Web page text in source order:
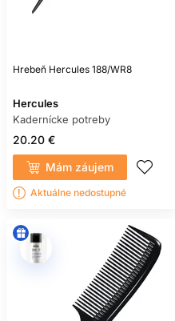
Hrebeň Hercules 188/WR8
Hercules
Kadernícke potreby
20.20 €
Mám záujem
Aktuálne nedostupné